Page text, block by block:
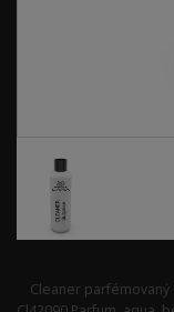
Cleaner parfémovaný